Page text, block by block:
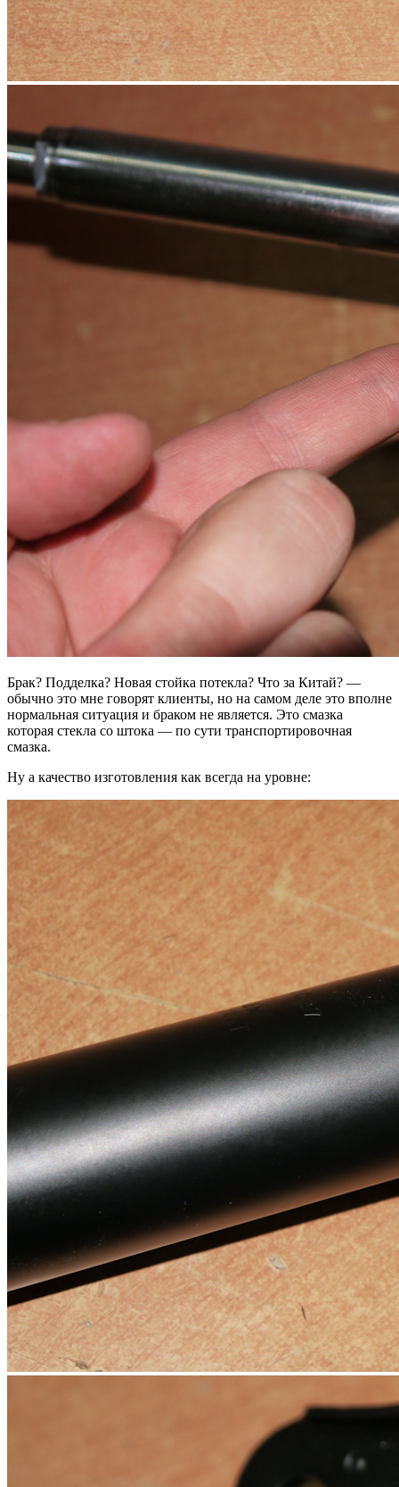
Брак? Подделка? Новая стойка потекла? Что за Китай? —
обычно это мне говорят клиенты, но на самом деле это вполне
нормальная ситуация и браком не является. Это смазка
которая стекла со штока — по сути транспортировочная
смазка.
Ну а качество изготовления как всегда на уровне: